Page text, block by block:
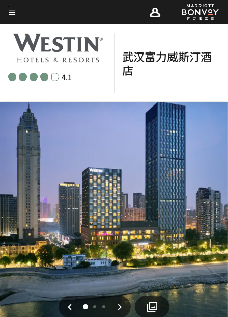
Skip
to
main
content
菜单文本
4.1
武汉富力威斯汀酒
店
上一页
0 1 2 下一页